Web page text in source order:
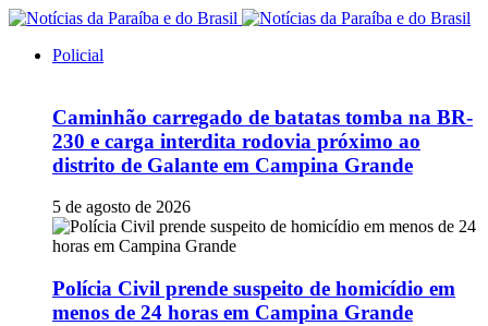
Policial
Caminhão carregado de batatas tomba na BR-
230 e carga interdita rodovia próximo ao
distrito de Galante em Campina Grande
5 de agosto de 2026
Polícia Civil prende suspeito de homicídio em
menos de 24 horas em Campina Grande